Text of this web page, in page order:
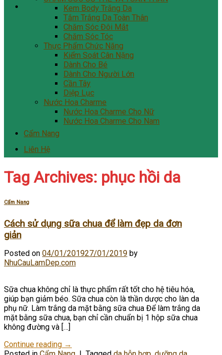
Kem Body Trắng Da
Tắm Trắng Da Toàn Thân
Chăm Sóc Đôi Mắt
Chăm Sóc Tóc
Thực Phẩm Chức Năng
Kiểm Soát Cân Nặng
Dành Cho Bé
Dành Cho Người Lớn
Cần Tây
Diệp Lục
Nước Hoa Charme
Nước Hoa Charme Cho Nữ
Nước Hoa Charme Cho Nam
Cẩm Nang
Liên Hệ
Tag Archives: phục hồi da
Cẩm Nang
Cách sử dụng sữa chua để làm đẹp da đơn
giản
Posted on 04/01/201927/01/2019 by
NhuCauLamDep.com
Sữa chua không chỉ là thực phẩm rất tốt cho hệ tiêu hóa,
giúp bạn giảm béo. Sữa chua còn là thần dược cho làn da
phụ nữ. Làm trắng da mặt bằng sữa chua Để làm trắng da
mặt bằng sữa chua, bạn chỉ cần chuẩn bị 1 hộp sữa chua
không đường và […]
Continue reading →